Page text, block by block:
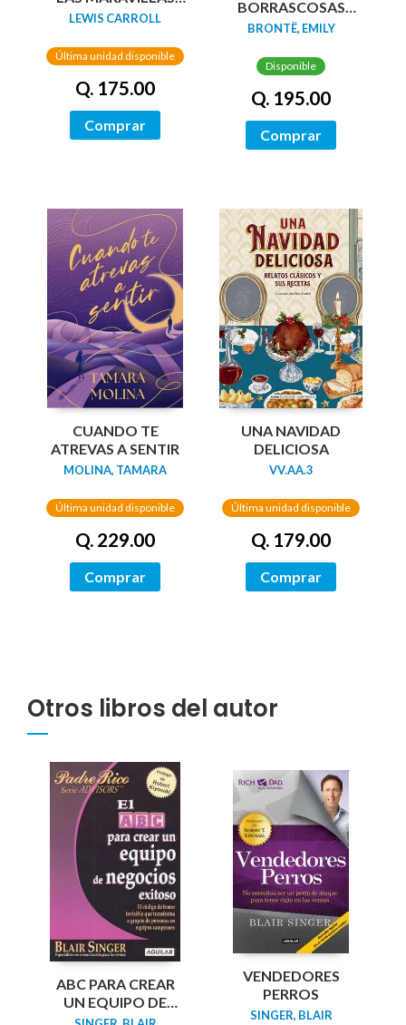
(EDICIÓN LIMITADA
PINTADOS)
LEWIS CARROLL
Última unidad disponible
Q. 175.00
Comprar
BORRASCOSAS
(EDICION LIMITADA
TINTADOS)
BRONTË, EMILY
Disponible
Q. 195.00
Comprar
CUANDO TE
ATREVAS A SENTIR
MOLINA, TAMARA
Última unidad disponible
Q. 229.00
Comprar
UNA NAVIDAD
DELICIOSA
VV.AA.3
Última unidad disponible
Q. 179.00
Comprar
Otros libros del autor
ABC PARA CREAR
UN EQUIPO DE
NEGOCIOS
VENDEDORES
PERROS
SINGER, BLAIR